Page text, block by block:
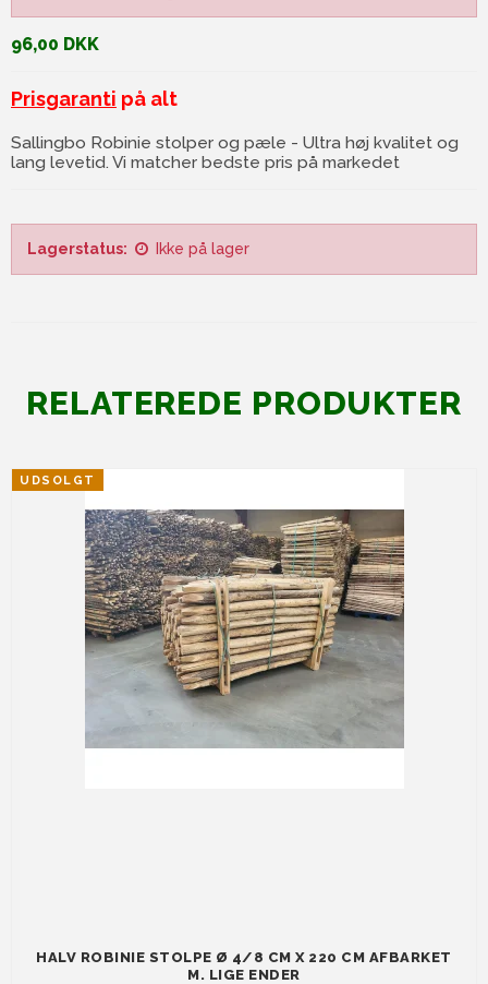
96,00 DKK
Prisgaranti på alt
Sallingbo Robinie stolper og pæle - Ultra høj kvalitet og
lang levetid. Vi matcher bedste pris på markedet
Lagerstatus: Ikke på lager
RELATEREDE PRODUKTER
UDSOLGT
HALV ROBINIE STOLPE Ø 4/8 CM X 220 CM AFBARKET
M. LIGE ENDER